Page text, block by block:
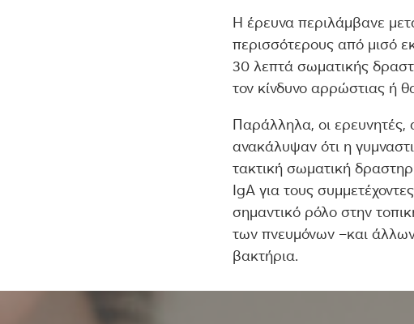
Η έρευνα περιλάμβανε
περισσότερους από μισό
30 λεπτά σωματικής
τον κίνδυνο αρρώστιας ή
Παράλληλα, οι ερευνητές,
ανακάλυψαν ότι η
τακτική σωματική
IgA για τους
σημαντικό ρόλο στην
των πνευμόνων –και
βακτήρια.